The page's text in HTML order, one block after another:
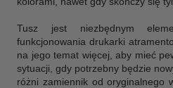
Tusz jest niezbędnym
funkcjonowania drukarki
na jego temat więcej, aby mieć
sytuacji, gdy potrzebny będzie
różni zamiennik od oryginalnego